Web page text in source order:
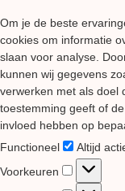
Om je de beste
cookies om informatie
slaan voor analyse.
kunnen wij gegevens
verwerken met als doel
toestemming geeft of
invloed hebben op
Functioneel
Altijd
Voorkeuren